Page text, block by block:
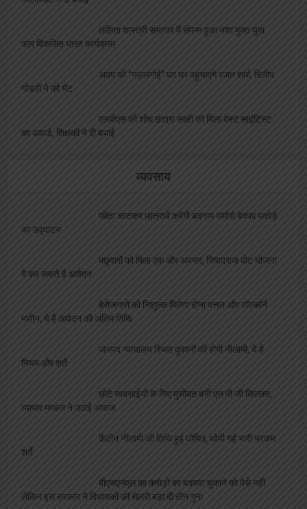
शतरंज प्रतियोगिता आयोजित, विजेता भाग लेंगे प्रदेश
स्तरीय प्रतियोगिता में
फार विकसित भारत कार्यक्रम
का अवार्ड, शिक्षकों ने दी बधाई
व्यवसाय
मशीन, ये है आवेदन की अंतिम तिथि